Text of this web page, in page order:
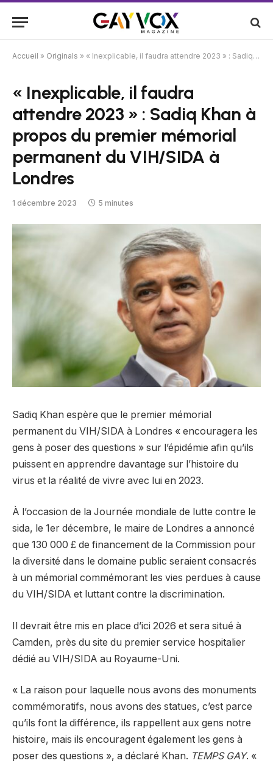
Accueil » Originals » « Inexplicable, il faudra attendre 2023 » : Sadiq Khan à propos du premier mémorial permanent du VIH/SIDA à Londres
« Inexplicable, il faudra
attendre 2023 » : Sadiq Khan à
propos du premier mémorial
permanent du VIH/SIDA à
Londres
1 décembre 2023 5 minutes
Sadiq Khan espère que le premier mémorial
permanent du VIH/SIDA à Londres « encouragera les
gens à poser des questions » sur l’épidémie afin qu’ils
puissent en apprendre davantage sur l’histoire du
virus et la réalité de vivre avec lui en 2023.
À l’occasion de la Journée mondiale de lutte contre le
sida, le 1er décembre, le maire de Londres a annoncé
que 130 000 £ de financement de la Commission pour
la diversité dans le domaine public seraient consacrés
à un mémorial commémorant les vies perdues à cause
du VIH/SIDA et luttant contre la discrimination.
Il devrait être mis en place d’ici 2026 et sera situé à
Camden, près du site du premier service hospitalier
dédié au VIH/SIDA au Royaume-Uni.
« La raison pour laquelle nous avons des monuments
commémoratifs, nous avons des statues, c’est parce
qu’ils font la différence, ils rappellent aux gens notre
histoire, mais ils encouragent également les gens à
poser des questions », a déclaré Khan. TEMPS GAY. «